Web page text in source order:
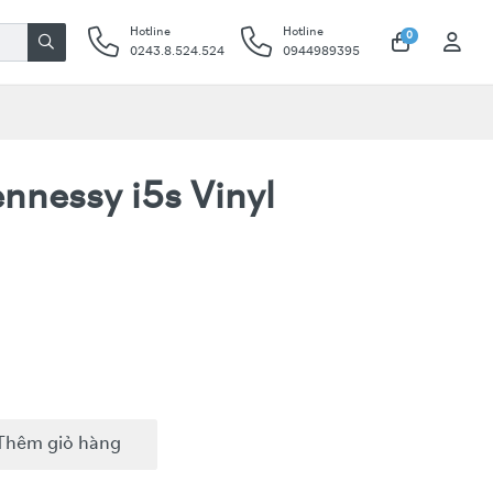
Hotline
0243.8.524.524
Hotline
0944989395
0
i5s Vinyl
giỏ hàng